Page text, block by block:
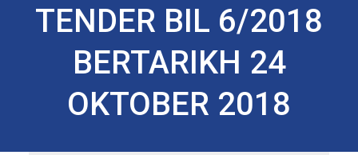
TENDER BIL 6/2018
BERTARIKH 24
OKTOBER 2018